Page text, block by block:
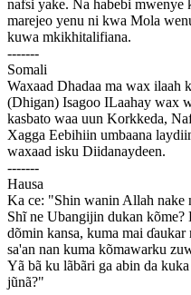
nafsi yake. Na habebi
marejeo yenu ni kwa Mola
kuwa mkikhitalifiana.
-------
Somali
Waxaad Dhadaa ma wax ilaah
(Dhigan) Isagoo ILaahay wax
kasbato waa uun Korkkeda,
Xagga Eebihiin umbaana
waxaad isku Diidanaydeen.
-------
Hausa
Ka ce: "Shin wanin Allah nake
Shĩ ne Ubangijin dukan
dõmin kansa, kuma mai
sa'an nan kuma kõmawarku
Yã bã ku lãbãri ga abin da
jũnã?"